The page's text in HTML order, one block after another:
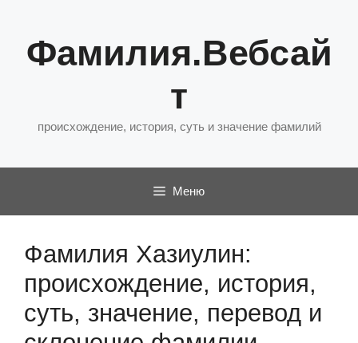
содержимому
Фамилия.Вебсай
т
происхождение, история, суть и значение фамилий
Меню
Фамилия Хазиулин:
происхождение, история,
суть, значение, перевод и